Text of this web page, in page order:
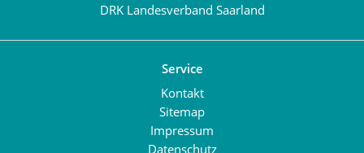
DRK Landesverband Saarland
Service
Kontakt
Sitemap
Impressum
Datenschutz